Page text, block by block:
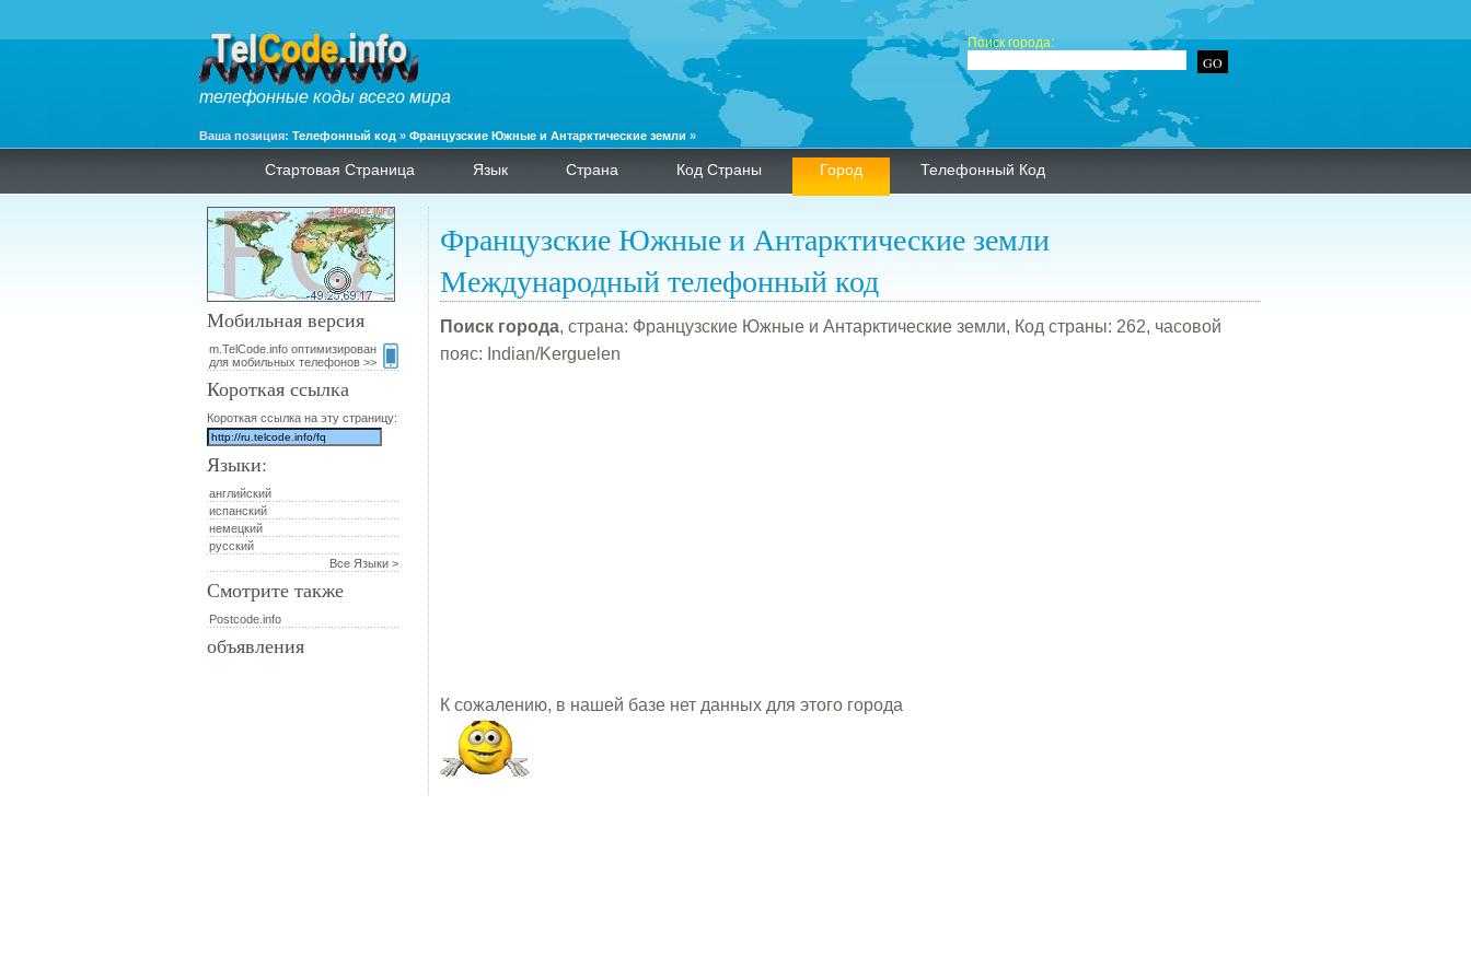
телефонные коды всего мира
Ваша позиция: Телефонный код » Французские Южные и Антарктические земли »
Поиск города:
Стартовая Страница Язык Страна Код Страны Город Телефонный Код
Французские Южные и Антарктические земли
Международный телефонный код
Поиск города, страна: Французские Южные и Антарктические земли, Код страны: 262, часовой
пояс: Indian/Kerguelen
К сожалению, в нашей базе нет данных для этого города
Мобильная версия
m.TelCode.info оптимизирован
для мобильных телефонов >>
Короткая ссылка
Короткая ссылка на эту страницу:
Языки:
английский
испанский
немецкий
русский
Все Языки >
Смотрите также
Postcode.info
объявления